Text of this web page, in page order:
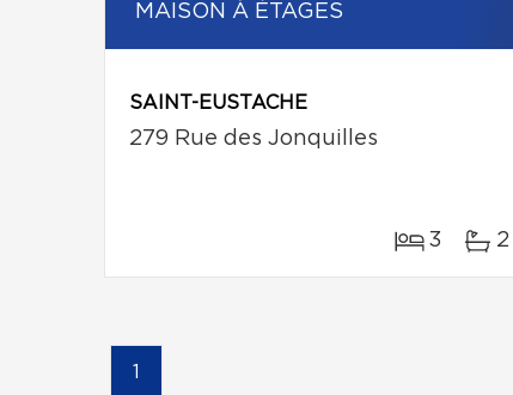
MAISON À ÉTAGES
SAINT-EUSTACHE
279 Rue des Jonquilles
3 2
1